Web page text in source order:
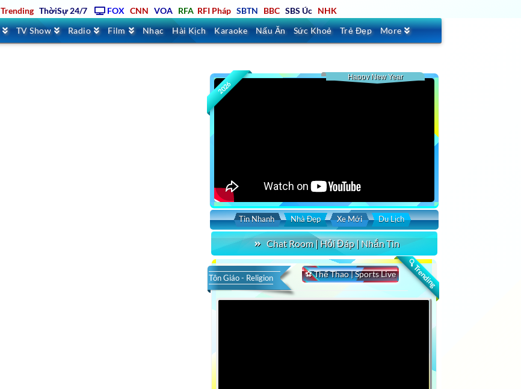
Trending ThờiSự 24/7 FOX CNN VOA RFA RFI Pháp SBTN BBC SBS Úc NHK
TV Show Radio Film Nhạc Hài Kịch Karaoke Nấu Ăn Sức Khoẻ Trẻ Đẹp More
2026
Happy New Year
Tin Nhanh Nhà Đẹp Xe Mới Du Lịch
Chat Room | Hỏi Đáp | Nhắn Tin
🔍 Trending
⚽ Thể Thao | Sports Live
Tôn Giáo - Religion